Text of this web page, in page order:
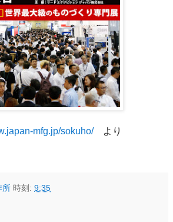
mfg.jp/sokuho/より
所 時刻: 9:35